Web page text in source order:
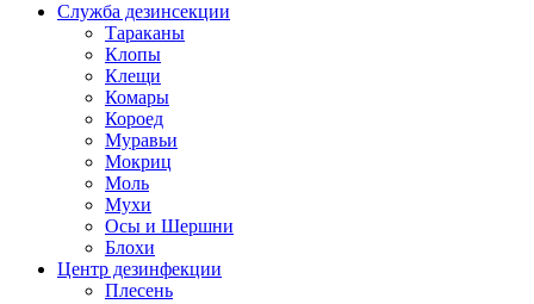
Служба дезинсекции
Тараканы
Клопы
Клещи
Комары
Короед
Муравьи
Мокриц
Моль
Мухи
Осы и Шершни
Блохи
Центр дезинфекции
Плесень